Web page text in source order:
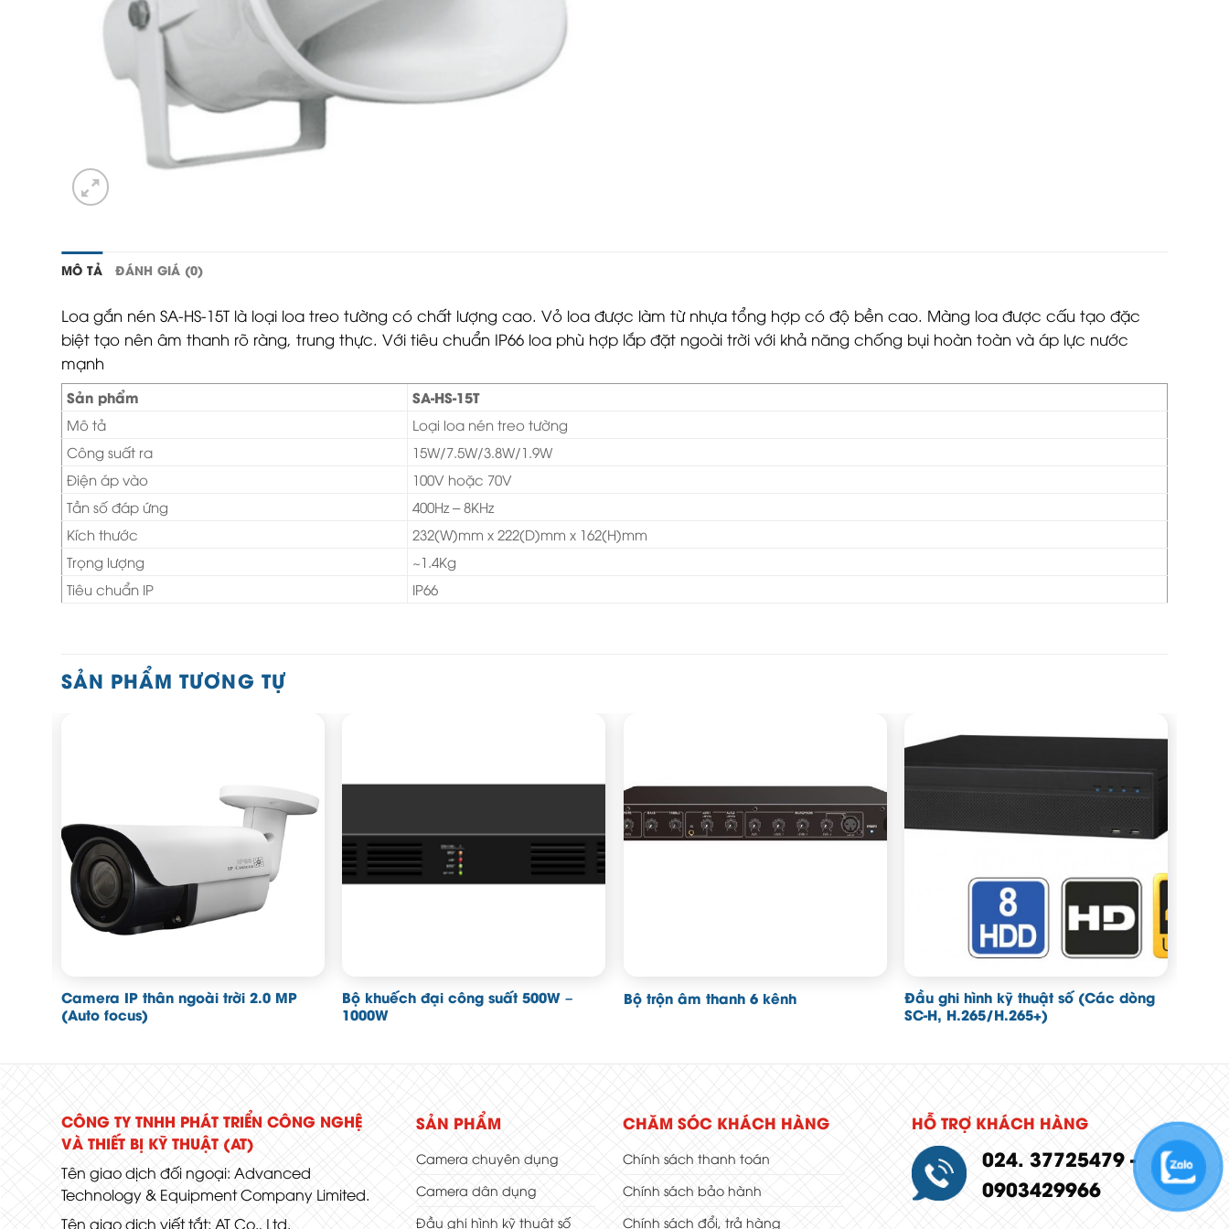
MÔ TẢ ĐÁNH GIÁ (0)
Loa gắn nén SA-HS-15T là loại loa treo tường có chất lượng cao. Vỏ loa được làm từ nhựa tổng hợp có độ bền cao. Màng loa được cấu tạo đặc
biệt tạo nên âm thanh rõ ràng, trung thực. Với tiêu chuẩn IP66 loa phù hợp lắp đặt ngoài trời với khả năng chống bụi hoàn toàn và áp lực nước
mạnh
Sản phẩm SA-HS-15T
Mô tả
Loại loa nén treo tường
Công suất ra
15W/7.5W/3.8W/1.9W
Điện áp vào
100V hoặc 70V
Tần số đáp ứng
400Hz – 8KHz
Kích thước
232(W)mm x 222(D)mm x 162(H)mm
Trọng lượng
~1.4Kg
Tiêu chuẩn IP
IP66
SẢN PHẨM TƯƠNG TỰ
Camera IP thân ngoài trời 2.0 MP
(Auto focus)
Bộ khuếch đại công suất 500W –
1000W
Bộ trộn âm thanh 6 kênh
Đầu ghi hình kỹ thuật số (Các dòng
SC-H, H.265/H.265+)
CÔNG TY TNHH PHÁT TRIỂN CÔNG NGHỆ
VÀ THIẾT BỊ KỸ THUẬT (AT)
Tên giao dịch đối ngoại: Advanced
Technology & Equipment Company Limited.
Tên giao dịch viết tắt: AT Co., Ltd.
SẢN PHẨM
Camera chuyên dụng
Camera dân dụng
Đầu ghi hình kỹ thuật số
CHĂM SÓC KHÁCH HÀNG
Chính sách thanh toán
Chính sách bảo hành
Chính sách đổi, trả hàng
HỖ TRỢ KHÁCH HÀNG
024. 37725479 -
0903429966